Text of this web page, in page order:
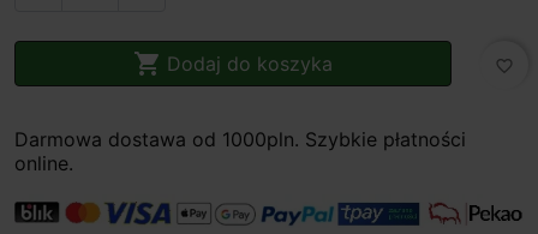
 Dodaj do koszyka favorite_border
Darmowa dostawa od 1000pln. Szybkie płatności
online.